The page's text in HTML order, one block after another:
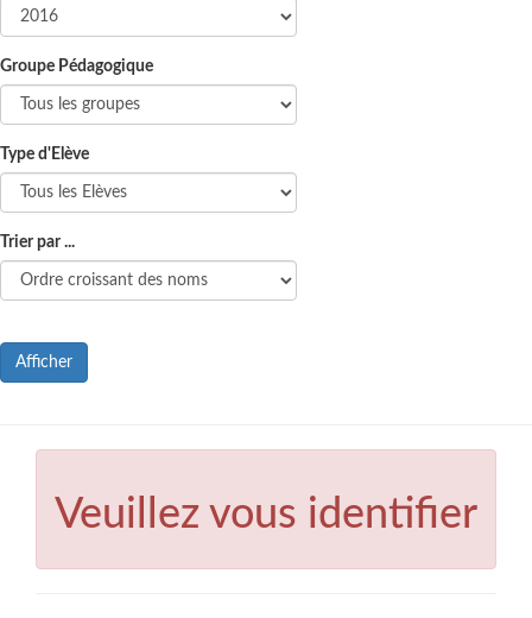
Groupe Pédagogique
Type d'Elève
Trier par ...
Afficher
Veuillez vous identifier